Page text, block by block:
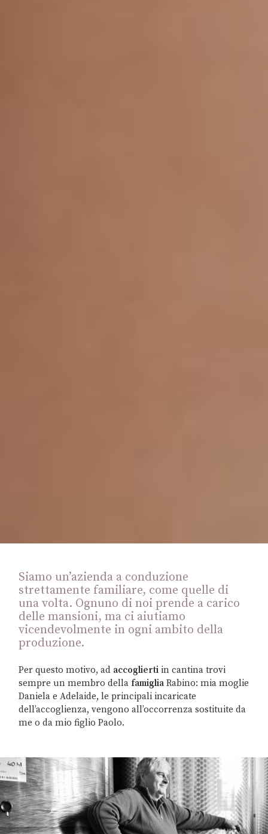
Siamo un’azienda a conduzione
strettamente familiare, come quelle di
una volta. Ognuno di noi prende a carico
delle mansioni, ma ci aiutiamo
vicendevolmente in ogni ambito della
produzione.
Per questo motivo, ad accoglierti in cantina trovi
sempre un membro della famiglia Rabino: mia moglie
Daniela e Adelaide, le principali incaricate
dell’accoglienza, vengono all’occorrenza sostituite da
me o da mio figlio Paolo.